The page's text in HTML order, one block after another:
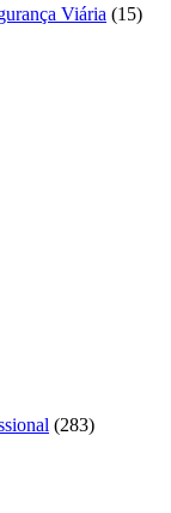
Viária (15)
(283)